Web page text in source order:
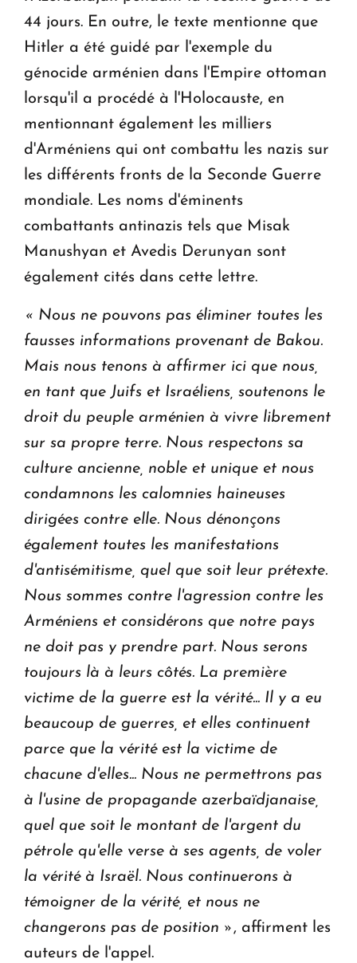
44 jours. En outre, le texte mentionne que
Hitler a été guidé par l'exemple du
génocide arménien dans l'Empire ottoman
lorsqu'il a procédé à l'Holocauste, en
mentionnant également les milliers
d'Arméniens qui ont combattu les nazis sur
les différents fronts de la Seconde Guerre
mondiale. Les noms d'éminents
combattants antinazis tels que Misak
Manushyan et Avedis Derunyan sont
également cités dans cette lettre.
« Nous ne pouvons pas éliminer toutes les
fausses informations provenant de Bakou.
Mais nous tenons à affirmer ici que nous,
en tant que Juifs et Israéliens, soutenons le
droit du peuple arménien à vivre librement
sur sa propre terre. Nous respectons sa
culture ancienne, noble et unique et nous
condamnons les calomnies haineuses
dirigées contre elle. Nous dénonçons
également toutes les manifestations
d'antisémitisme, quel que soit leur prétexte.
Nous sommes contre l'agression contre les
Arméniens et considérons que notre pays
ne doit pas y prendre part. Nous serons
toujours là à leurs côtés. La première
victime de la guerre est la vérité... Il y a eu
beaucoup de guerres, et elles continuent
parce que la vérité est la victime de
chacune d'elles... Nous ne permettrons pas
à l'usine de propagande azerbaïdjanaise,
quel que soit le montant de l'argent du
pétrole qu'elle verse à ses agents, de voler
la vérité à Israël. Nous continuerons à
témoigner de la vérité, et nous ne
changerons pas de position », affirment les
auteurs de l'appel.